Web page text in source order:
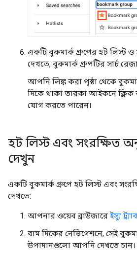
একটি বুকমার্ক গ্রুপের হট লিস্ট ও
দেখতে, বুকমার্ক গ্রুপটির সার্চ
আপনি লিঙ্ক করা পৃষ্ঠা থেকে
দিকে থাকা তারকা আইকনে ক্লিক
যোগ করতে পারেন।
হট লিস্ট এবং সংরক্ষিত
দেখুন
একটি বুকমার্ক গ্রুপে হট লিস্ট এবং
দেখতে:
আপনার ওয়েব ব্রাউজারেইস্যু
বাম দিকের নেভিগেশনে, সেই
উপাদানগুলো আপনি দেখতে চান।